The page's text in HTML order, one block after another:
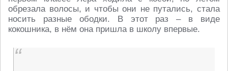
обрезала волосы, и чтобы они не путались, стала
носить разные ободки. В этот раз – в виде
кокошника, в нём она пришла в школу впервые.